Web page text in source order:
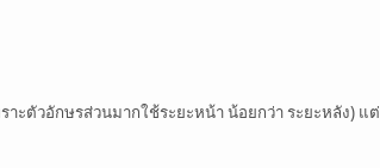
ะตัวอักษรส่วนมากใช้ระยะหน้า น้อยกว่า ระยะหลัง)